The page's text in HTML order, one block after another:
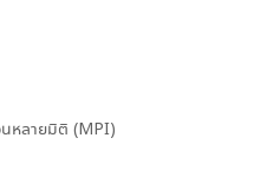
หลายมิติ (MPI)